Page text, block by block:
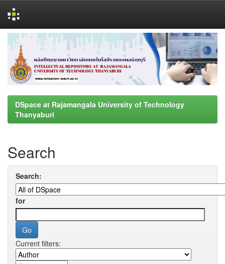
navigation
DSpace at Rajamangala University of Technology
Thanyaburi
Search
Search:
for
Current filters: